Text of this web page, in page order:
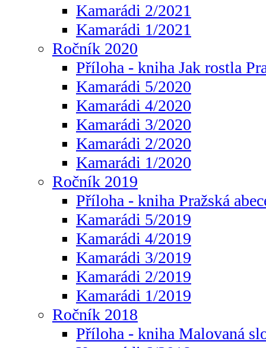
Kamarádi 2/2021
Kamarádi 1/2021
Ročník 2020
Příloha - kniha Jak rostla
Kamarádi 5/2020
Kamarádi 4/2020
Kamarádi 3/2020
Kamarádi 2/2020
Kamarádi 1/2020
Ročník 2019
Příloha - kniha Pražská
Kamarádi 5/2019
Kamarádi 4/2019
Kamarádi 3/2019
Kamarádi 2/2019
Kamarádi 1/2019
Ročník 2018
Příloha - kniha Malovaná